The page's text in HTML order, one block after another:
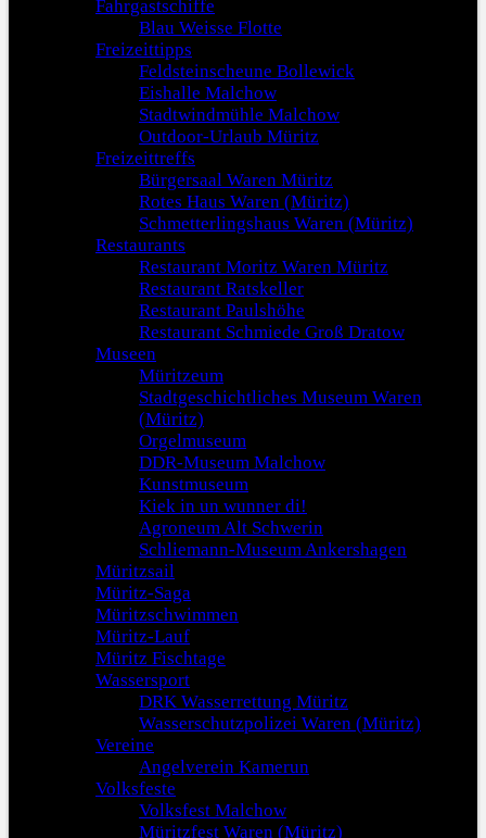
Fahrgastschiffe
Blau Weisse Flotte
Freizeittipps
Feldsteinscheune Bollewick
Eishalle Malchow
Stadtwindmühle Malchow
Outdoor-Urlaub Müritz
Freizeittreffs
Bürgersaal Waren Müritz
Rotes Haus Waren (Müritz)
Schmetterlingshaus Waren (Müritz)
Restaurants
Restaurant Moritz Waren Müritz
Restaurant Ratskeller
Restaurant Paulshöhe
Restaurant Schmiede Groß Dratow
Museen
Müritzeum
Stadtgeschichtliches Museum Waren
(Müritz)
Orgelmuseum
DDR-Museum Malchow
Kunstmuseum
Kiek in un wunner di!
Agroneum Alt Schwerin
Schliemann-Museum Ankershagen
Müritzsail
Müritz-Saga
Müritzschwimmen
Müritz-Lauf
Müritz Fischtage
Wassersport
DRK Wasserrettung Müritz
Wasserschutzpolizei Waren (Müritz)
Vereine
Angelverein Kamerun
Volksfeste
Volksfest Malchow
Müritzfest Waren (Müritz)